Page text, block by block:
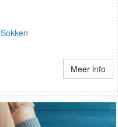
Sokken
Meer info